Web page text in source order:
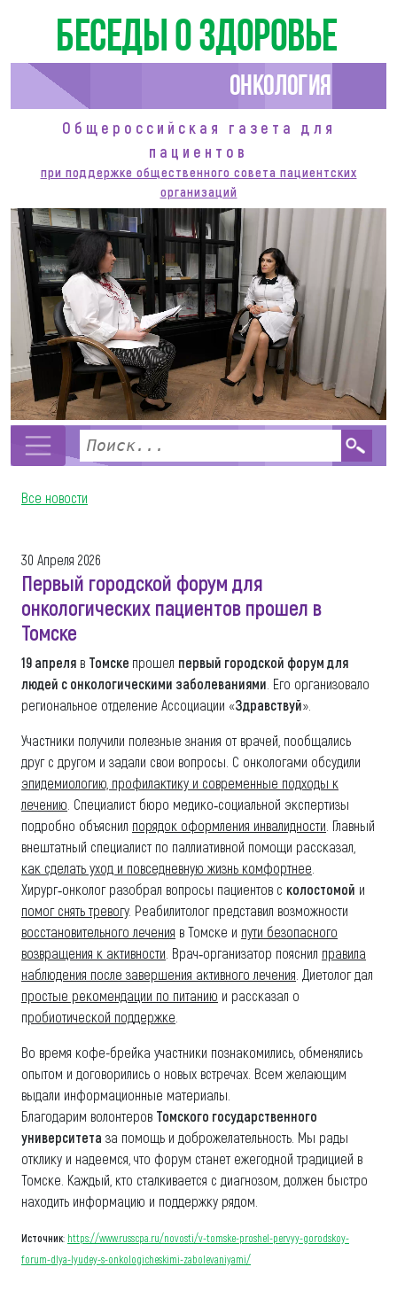
Беседы о здоровье
Онкология
Общероссийская газета для
пациентов
при поддержке общественного совета пациентских
организаций
Все новости
30 Апреля 2026
Первый городской форум для
онкологических пациентов прошел в
Томске
19 апреля в Томске прошел первый городской форум для
людей с онкологическими заболеваниями . Его организовало
региональное отделение Ассоциации «Здравствуй».
Участники получили полезные знания от врачей, пообщались
друг с другом и задали свои вопросы. С онкологами обсудили
эпидемиологию, профилактику и современные подходы к
лечению . Специалист бюро медико‑социальной экспертизы
подробно объяснил порядок оформления инвалидности . Главный
внештатный специалист по паллиативной помощи рассказал,
как сделать уход и повседневную жизнь комфортнее
Хирург‑онколог разобрал вопросы пациентов с колостомой и
помог снять тревогу. Реабилитолог представил возможности
восстановительного лечения в Томске и пути безопасного
возвращения к активности . Врач‑организатор пояснил правила
наблюдения после завершения активного лечения . Диетолог дал
простые рекомендации по питанию и рассказал о
пробиотической поддержке
Во время кофе-брейка участники познакомились, обменялись
опытом и договорились о новых встречах. Всем желающим
выдали информационные материалы.
Благодарим волонтеров Томского государственного
университета за помощь и доброжелательность. Мы рады
отклику и надеемся, что форум станет ежегодной традицией в
Томске. Каждый, кто сталкивается с диагнозом, должен быстро
находить информацию и поддержку рядом.
Источник: https://www.russcpa.ru/novosti/v-tomske-proshel-pervyy-gorodskoy-
forum-dlya-lyudey-s-onkologicheskimi-zabolevaniyami/